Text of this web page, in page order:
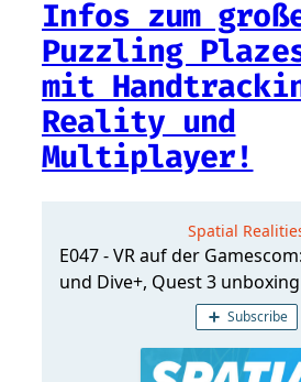
Infos zum
Puzzling
mit
Reality und
Multiplayer!